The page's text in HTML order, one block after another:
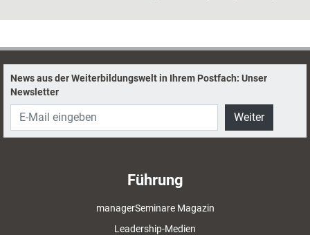
Dramaturgie. Das Dossier stellt Ansätze für
News aus der Weiterbildungswelt in Ihrem Postfach: Unser
Newsletter
Weiter
Führung
managerSeminare Magazin
Leadership-Medien